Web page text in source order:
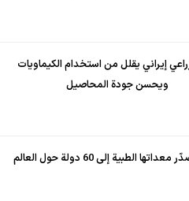
إيراني يقلل من استخدام الكيماويات
ويحسن جودة المحاصيل
الطبية إلى 60 دولة حول العالم